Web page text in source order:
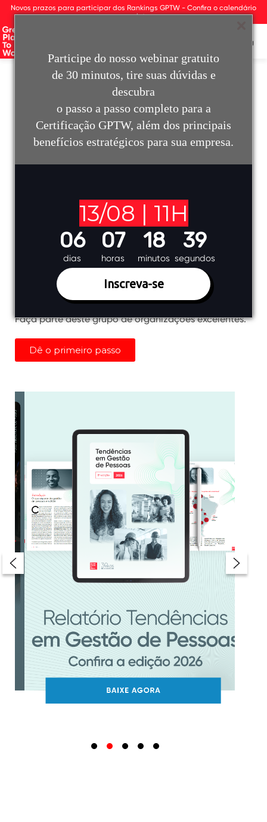
Participe do nosso webinar gratuito
de 30 minutos, tire suas dúvidas e
descubra
o passo a passo completo para a
Certificação GPTW, além dos principais
benefícios estratégicos para sua empresa.
13/08 | 11H
06
dias
07
horas
18
minutos
38
segundos
Inscreva-se
Observação:
este
site
inclui
um
sistema
acessibilidade.
Novos prazos para participar dos Rankings GPTW - Confira o calendário
completo
MENU
Autoridade global
no mundo do
trabalho
obterem melhores resultados por meio de uma
cultura de confiança, alto desempenho e inovação.
Com a nossa plataforma e metodologia de pesquisa,
certificamos e premiamos as empresas que prezam
por excelência em suas culturas e ambientes de
Faça parte deste grupo de organizações excelentes.
Dê o primeiro passo